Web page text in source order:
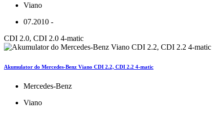
Viano
07.2010 -
CDI 2.0, CDI 2.0 4-matic
Akumulator do Mercedes-Benz Viano CDI 2.2, CDI 2.2 4-matic
Mercedes-Benz
Viano